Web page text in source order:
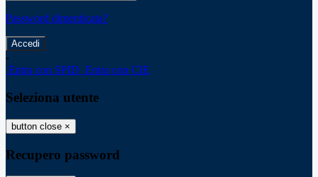
Password dimenticata?
-
Entra con SPID Entra con CIE
Seleziona utente
button close ×
Recupero password